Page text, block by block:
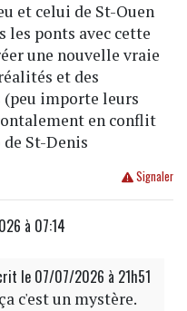
et celui de St-Ouen
ponts avec cette
une nouvelle vraie
et des
(peu importe leurs
en conflit
St-Denis
Signaler
à 07:14
le 07/07/2026 à 21h51
c'est un mystère.